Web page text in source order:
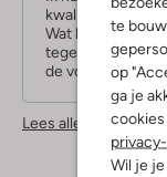
te
op
ga je
privacy-
Wil je
r
e
n
kwaliteit, lekker
Wat kan er
tegenvaller toen
de voet lijkt een
waardoor de
heb ze meteen
jammer!
Lees alle